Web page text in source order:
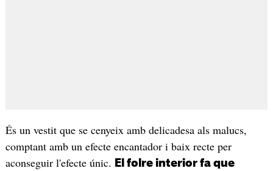
És un vestit que se cenyeix amb delicadesa als malucs,
comptant amb un efecte encantador i baix recte per
aconseguir l'efecte únic.
El folre interior fa que